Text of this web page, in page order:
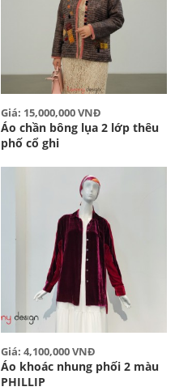
Giá: 15,000,000 VNĐ
Áo chần bông lụa 2 lớp thêu
phố cổ ghi
Giá: 4,100,000 VNĐ
Áo khoác nhung phối 2 màu
PHILLIP